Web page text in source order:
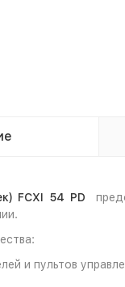
FCXI 54 PD
и пультов